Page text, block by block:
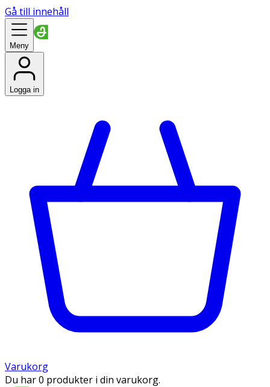
Gå till innehåll
Meny
Logga in
Varukorg
Du har 0 produkter i din varukorg.